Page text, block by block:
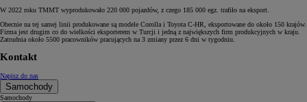
W 2022 roku TMMT wyprodukowało 220 000 pojazdów, z czego 185 000 egz. trafiło na eksport.
Obecnie na tej samej linii produkowane są modele Corolla i Toyota C-HR, eksportowane do około 150 krajów.
Firma jest drugim co do wielkości eksporterem w Turcji i jedną z największych firm produkcyjnych w kraju.
Zatrudnia około 5500 pracowników pracujących na 3 zmiany przez 6 dni w tygodniu.
Kontakt
Napisz do nas
Samochody
Samochody